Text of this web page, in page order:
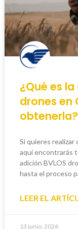
¿Qué es
drones en
obtenerla?
Si quieres realizar
aquí encontrarás
adición BVLOS
hasta el proceso
LEER EL
13 junio, 2026